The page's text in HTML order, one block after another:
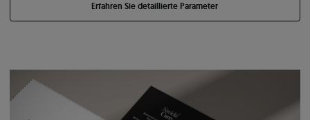
Erfahren Sie detaillierte Parameter